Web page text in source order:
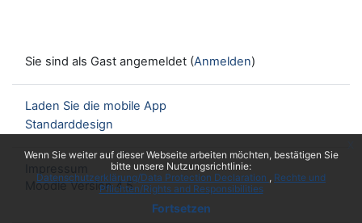
Wenn Sie weiter auf dieser Webseite arbeiten möchten, bestätigen Sie
bitte unsere Nutzungsrichtlinie:
Datenschutzerklärung/Data Protection Declaration
Rechte und
Pflichten/Rights and Responsibilities
Fortsetzen
Sie sind als Gast angemeldet (Anmelden)
Laden Sie die mobile App
Standarddesign
Moodle Version 4.5